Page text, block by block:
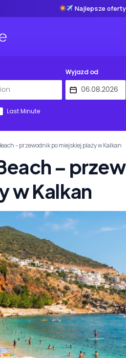
Najlepsze
Wyjazd od
Last Minute
– przewodnik po miejskiej plaży w Kalkan
–
w Kalkan